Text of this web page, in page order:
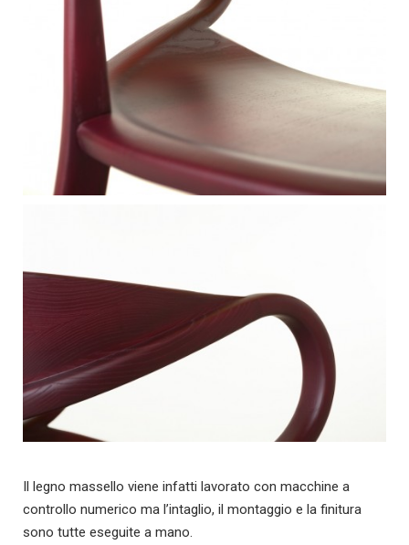
Il legno massello viene infatti lavorato con macchine a
controllo numerico ma l’intaglio, il montaggio e la finitura
sono tutte eseguite a mano.